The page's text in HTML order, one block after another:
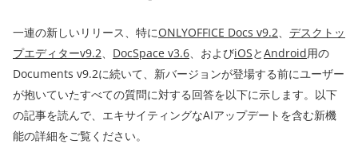
一連の新しいリリース、特にONLYOFFICE Docs v9.2、 デスクトッ
プエディターv9.2、 DocSpace v3.6、およびiOSとAndroid用の
Documents v9.2に続いて、新バージョンが登場する前にユーザー
が抱いていたすべての質問に対する回答を以下に示します。以下
の記事を読んで、エキサイティングなAIアップデートを含む新機
能の詳細をご覧ください。